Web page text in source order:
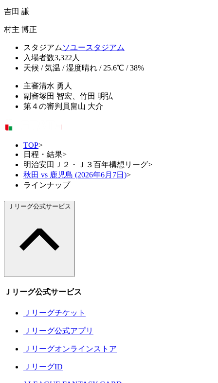
吉田 謙
村主 博正
スタジアム ソユースタジアム
入場者数3,322人
天候 / 気温 / 湿度晴れ / 25.6℃ / 38%
主審清水 勇人
副審塚田 智宏、竹田 明弘
第４の審判員 畠山 大介
TOP>
日程・結果>
明治安田Ｊ２・Ｊ３百年構想リーグ>
秋田 vs 鹿児島 (2026年6月7日)>
ラインナップ
Ｊリーグ公式サービス
Ｊリーグ公式サービス
Ｊリーグチケット
Ｊリーグ公式アプリ
Ｊリーグオンラインストア
ＪリーグID